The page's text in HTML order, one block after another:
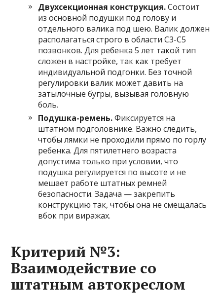
Двухсекционная конструкция.Состоит
из основной подушки под голову и
отдельного валика под шею. Валик должен
располагаться строго в области C3-C5
позвонков. Для ребенка 5 лет такой тип
сложен в настройке, так как требует
индивидуальной подгонки. Без точной
регулировки валик может давить на
затылочные бугры, вызывая головную
боль.
Подушка-ремень.Фиксируется на
штатном подголовнике. Важно следить,
чтобы лямки не проходили прямо по горлу
ребенка. Для пятилетнего возраста
допустима только при условии, что
подушка регулируется по высоте и не
мешает работе штатных ремней
безопасности. Задача — закрепить
конструкцию так, чтобы она не смещалась
вбок при виражах.
Критерий №3:
Взаимодействие со
штатным автокреслом